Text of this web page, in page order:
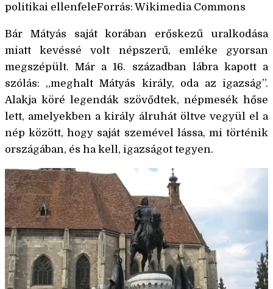
politikai ellenfeleForrás: Wikimedia Commons
Bár Mátyás saját korában erőskezű uralkodása
miatt kevéssé volt népszerű, emléke gyorsan
megszépült. Már a 16. században lábra kapott a
szólás: „meghalt Mátyás király, oda az igazság”.
Alakja köré legendák szövődtek, népmesék hőse
lett, amelyekben a király álruhát öltve vegyül el a
nép között, hogy saját szemével lássa, mi történik
országában, és ha kell, igazságot tegyen.